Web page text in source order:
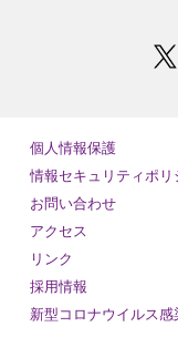
個人情報保護
情報セキュリティポリ
お問い合わせ
アクセス
リンク
採用情報
新型コロナウイルス